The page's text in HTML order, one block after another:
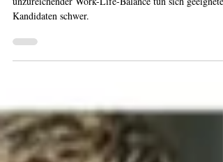
Mit unattraktiven Arbeitszeiten, geringem Lohn und
Kandidaten schwer.